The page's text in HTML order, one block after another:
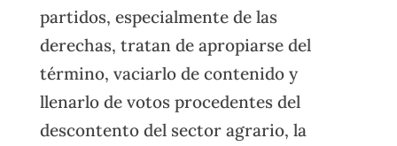
partidos, especialmente de las
derechas, tratan de apropiarse del
término, vaciarlo de contenido y
llenarlo de votos procedentes del
descontento del sector agrario, la